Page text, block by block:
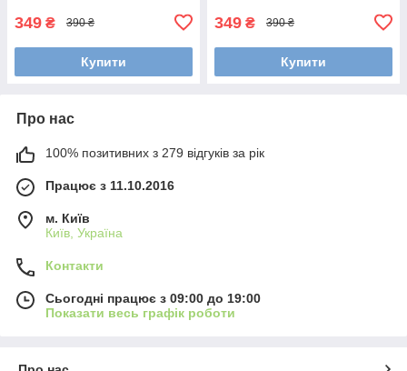
349 ₴ 390 ₴
Купити
349 ₴ 390 ₴
Купити
Про нас
100% позитивних з 279 відгуків за рік
Працює з 11.10.2016
м. Київ
Київ, Україна
Контакти
Сьогодні працює з 09:00 до 19:00
Показати весь графік роботи